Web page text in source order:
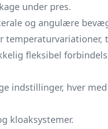
under pres.
og angulære
fleksibel
indstillinger, hver
kloaksystemer.